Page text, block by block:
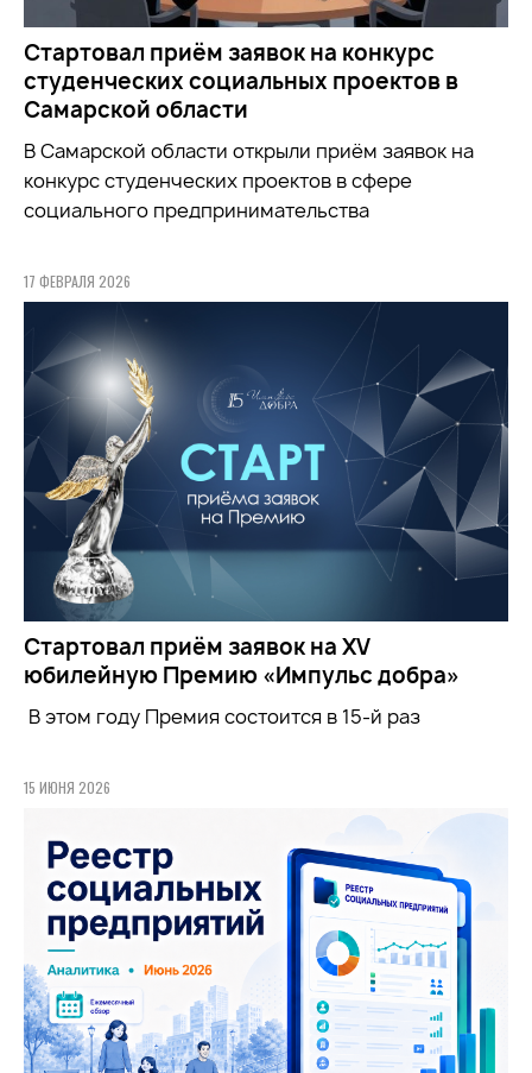
Стартовал приём заявок на конкурс
студенческих социальных проектов в
Самарской области
В Самарской области открыли приём заявок на
конкурс студенческих проектов в сфере
социального предпринимательства
17 ФЕВРАЛЯ 2026
Стартовал приём заявок на XV
юбилейную Премию «Импульс добра»
В этом году Премия состоится в 15-й раз
15 ИЮНЯ 2026